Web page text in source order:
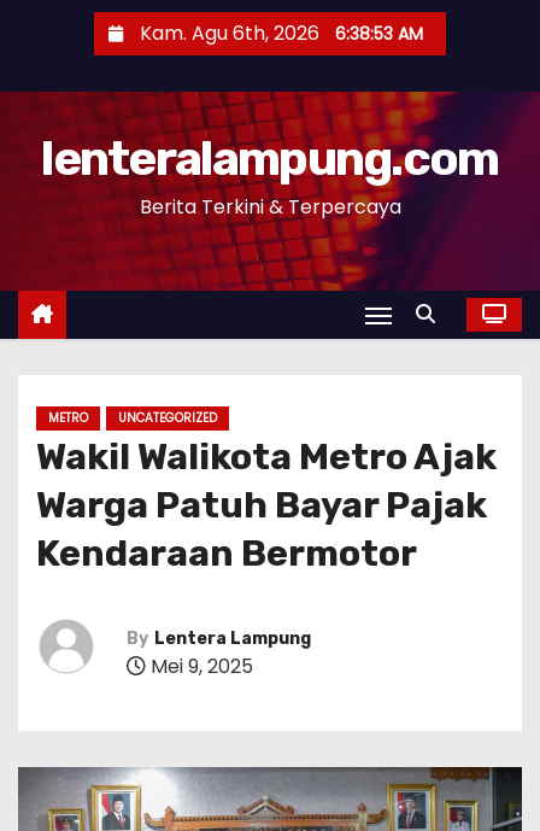
n
Kam. Agu 6th, 2026 6:38:55 AM
lenteralampung.com
Berita Terkini & Terpercaya
METRO UNCATEGORIZED
Wakil Walikota Metro Ajak
Warga Patuh Bayar Pajak
Kendaraan Bermotor
By Lentera Lampung
Mei 9, 2025